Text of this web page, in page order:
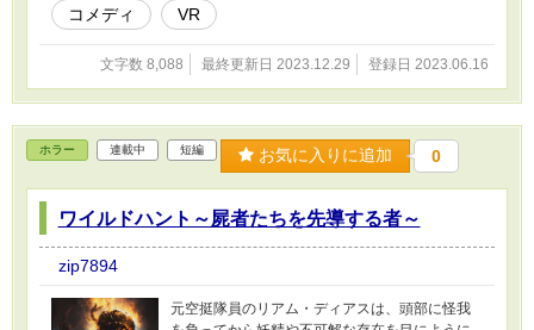
コメディ
VR
文字数 8,088 最終更新日 2023.12.29 登録日 2023.06.16
ホラー 連載中 短編 お気に入りに追加 0
ワイルドハント～屍者たちを先導する者～
zip7894
元空挺隊員のリアム・ディアスは、頭部に怪我